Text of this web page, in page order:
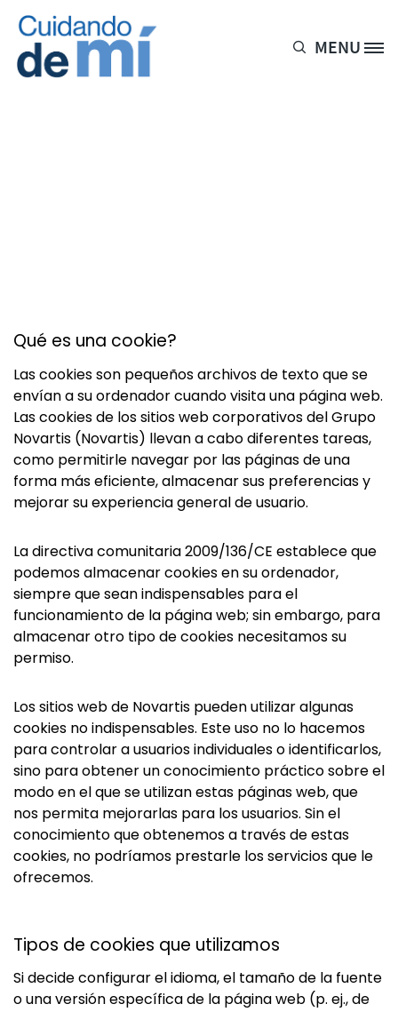
Site Logo MENU
Qué es una cookie?
Las cookies son pequeños archivos de texto que se
envían a su ordenador cuando visita una página web.
Las cookies de los sitios web corporativos del Grupo
Novartis (Novartis) llevan a cabo diferentes tareas,
como permitirle navegar por las páginas de una
forma más eficiente, almacenar sus preferencias y
mejorar su experiencia general de usuario.
La directiva comunitaria 2009/136/CE establece que
podemos almacenar cookies en su ordenador,
siempre que sean indispensables para el
funcionamiento de la página web; sin embargo, para
almacenar otro tipo de cookies necesitamos su
permiso.
Los sitios web de Novartis pueden utilizar algunas
cookies no indispensables. Este uso no lo hacemos
para controlar a usuarios individuales o identificarlos,
sino para obtener un conocimiento práctico sobre el
modo en el que se utilizan estas páginas web, que
nos permita mejorarlas para los usuarios. Sin el
conocimiento que obtenemos a través de estas
cookies, no podríamos prestarle los servicios que le
ofrecemos.
Tipos de cookies que utilizamos
Si decide configurar el idioma, el tamaño de la fuente
o una versión específica de la página web (p. ej., de